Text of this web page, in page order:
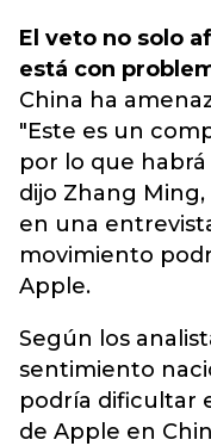
El veto no solo
está con
China ha
"Este es un
por lo que
dijo Zhang Ming,
en una
movimiento
Apple.
Según los
sentimiento
podría dificultar
de Apple en